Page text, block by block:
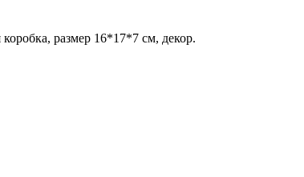
размер 16*17*7 см, декор.